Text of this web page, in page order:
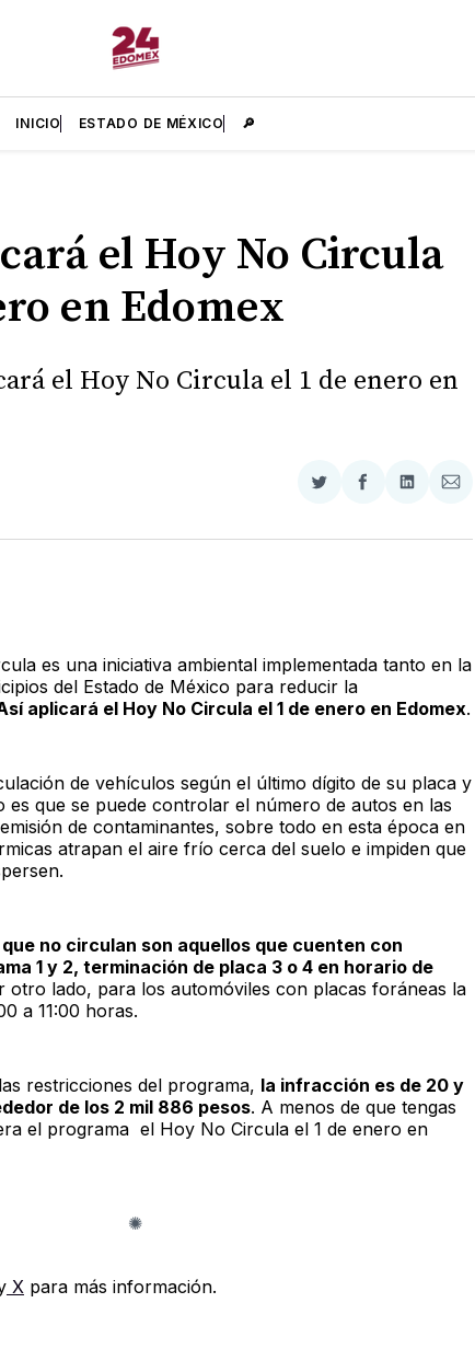
INICIO ESTADO DE MÉXICO 🔎
el Hoy No Circula
en Edomex
el Hoy No Circula el 1 de enero en
Compartir
Twitter
Compartir
Facebook
LinkedIn
es una iniciativa ambiental implementada tanto en la
del Estado de México para reducir la
aplicará el Hoy No Circula el 1 de enero en Edomex.
de vehículos según el último dígito de su placa y
es que se puede controlar el número de autos en las
de contaminantes, sobre todo en esta época en
atrapan el aire frío cerca del suelo e impiden que
no circulan son aquellos que cuenten con
1 y 2, terminación de placa 3 o 4 en horario de
otro lado, para los automóviles con placas foráneas la
a 11:00 horas.
restricciones del programa, la infracción es de 20 y
de los 2 mil 886 pesos. A menos de que tengas
el programa el Hoy No Circula el 1 de enero en
X para más información.